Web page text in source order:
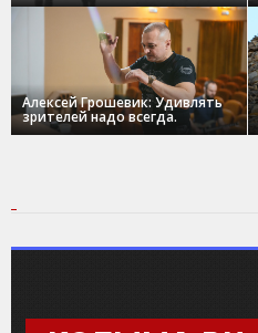
Алексей Грошевик: Удивлять
зрителей надо всегда.